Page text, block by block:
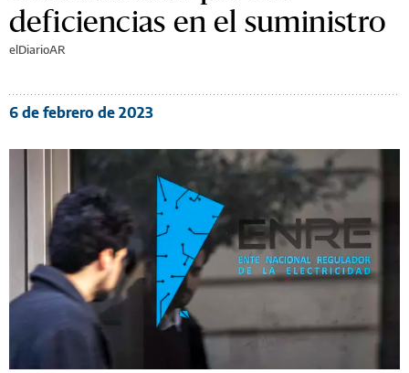
deficiencias en el suministro
elDiarioAR
6 de febrero de 2023